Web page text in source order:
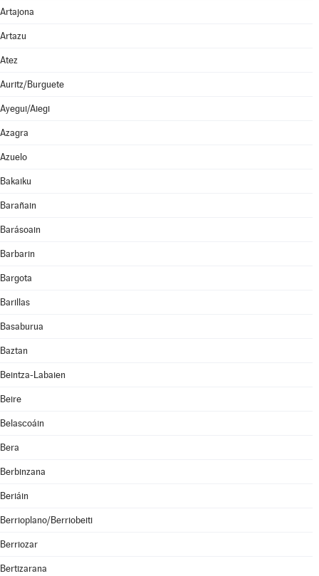
Artajona
Artazu
Atez
Auritz/Burguete
Ayegui/Aiegi
Azagra
Azuelo
Bakaiku
Barañain
Barásoain
Barbarin
Bargota
Barillas
Basaburua
Baztan
Beintza-Labaien
Beire
Belascoáin
Bera
Berbinzana
Beriáin
Berrioplano/Berriobeiti
Berriozar
Bertizarana